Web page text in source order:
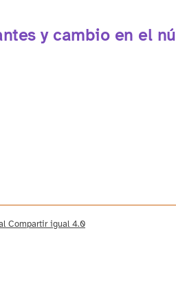
y cambio en el
Compartir igual 4.0